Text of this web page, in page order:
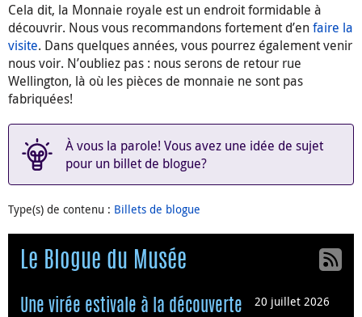
Cela dit, la Monnaie royale est un endroit formidable à
découvrir. Nous vous recommandons fortement d’enfaire la
visite. Dans quelques années, vous pourrez également venir
nous voir. N’oubliez pas : nous serons de retour rue
Wellington, là où les pièces de monnaie ne sont pas
fabriquées!
À vous la parole! Vous avez une idée de sujet
pour un billet de blogue?
Type(s) de contenu : Billets de blogue
Le Blogue du Musée
20 juillet 2026
Une virée estivale à la découverte